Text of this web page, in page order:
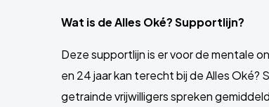
Wat is de Alles Oké? Supportlijn?
Deze supportlijn is er voor de mentale
en 24 jaar kan terecht bij de Alles
getrainde vrijwilligers spreken